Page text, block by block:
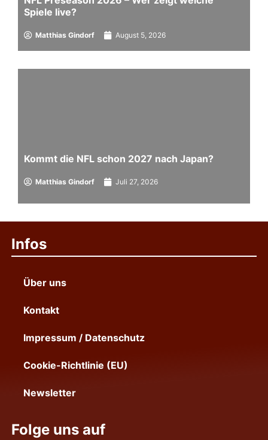
Spiele live?
Matthias Gindorf August 5, 2026
Kommt die NFL schon 2027 nach Japan?
Matthias Gindorf Juli 27, 2026
Infos
Über uns
Kontakt
Impressum / Datenschutz
Cookie-Richtlinie (EU)
Newsletter
Folge uns auf